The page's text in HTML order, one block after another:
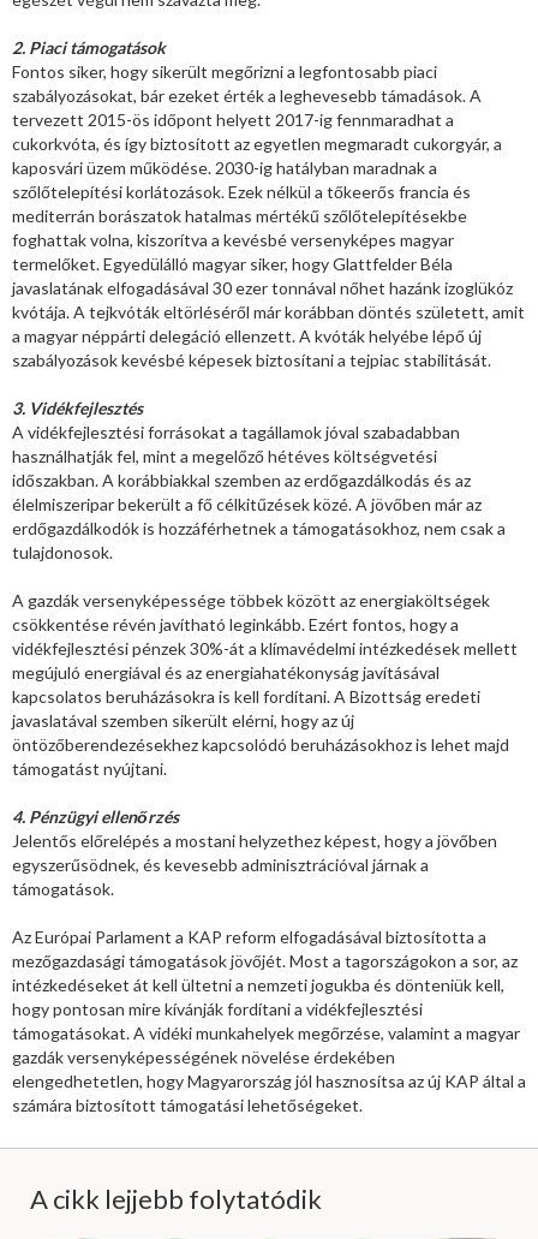
2. Piaci támogatások
Fontos siker, hogy sikerült megőrizni a legfontosabb piaci
szabályozásokat, bár ezeket érték a leghevesebb támadások. A
tervezett 2015-ös időpont helyett 2017-ig fennmaradhat a
cukorkvóta, és így biztosított az egyetlen megmaradt cukorgyár, a
kaposvári üzem működése. 2030-ig hatályban maradnak a
szőlőtelepítési korlátozások. Ezek nélkül a tőkeerős francia és
mediterrán borászatok hatalmas mértékű szőlőtelepítésekbe
foghattak volna, kiszorítva a kevésbé versenyképes magyar
termelőket. Egyedülálló magyar siker, hogy Glattfelder Béla
javaslatának elfogadásával 30 ezer tonnával nőhet hazánk izoglükóz
kvótája. A tejkvóták eltörléséről már korábban döntés született, amit
a magyar néppárti delegáció ellenzett. A kvóták helyébe lépő új
szabályozások kevésbé képesek biztosítani a tejpiac stabilitását.
3. Vidékfejlesztés
A vidékfejlesztési forrásokat a tagállamok jóval szabadabban
használhatják fel, mint a megelőző hétéves költségvetési
időszakban. A korábbiakkal szemben az erdőgazdálkodás és az
élelmiszeripar bekerült a fő célkitűzések közé. A jövőben már az
erdőgazdálkodók is hozzáférhetnek a támogatásokhoz, nem csak a
tulajdonosok.
A gazdák versenyképessége többek között az energiaköltségek
csökkentése révén javítható leginkább. Ezért fontos, hogy a
vidékfejlesztési pénzek 30%-át a klímavédelmi intézkedések mellett
megújuló energiával és az energiahatékonyság javításával
kapcsolatos beruházásokra is kell fordítani. A Bizottság eredeti
javaslatával szemben sikerült elérni, hogy az új
öntözőberendezésekhez kapcsolódó beruházásokhoz is lehet majd
támogatást nyújtani.
4. Pénzügyi ellenőrzés
Jelentős előrelépés a mostani helyzethez képest, hogy a jövőben
egyszerűsödnek, és kevesebb adminisztrációval járnak a
támogatások.
Az Európai Parlament a KAP reform elfogadásával biztosította a
mezőgazdasági támogatások jövőjét. Most a tagországokon a sor, az
intézkedéseket át kell ültetni a nemzeti jogukba és dönteniük kell,
hogy pontosan mire kívánják fordítani a vidékfejlesztési
támogatásokat. A vidéki munkahelyek megőrzése, valamint a magyar
gazdák versenyképességének növelése érdekében
elengedhetetlen, hogy Magyarország jól hasznosítsa az új KAP által a
számára biztosított támogatási lehetőségeket.
A cikk lejjebb folytatódik